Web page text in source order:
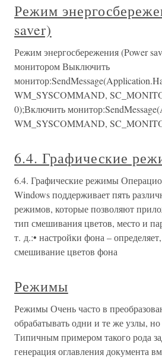
Режим
saver)
Режим энергосбережения (Power
монитором Выключить
WM_SYSCOMMAND,
0);Включить
WM_SYSCOMMAND,
6.4. Графические
6.4. Графические режимы
Windows поддерживает пять
режимов, которые позволяют
тип смешивания цветов, место и
т. д.:• настройки фона –
смешивание цветов фона
Режимы
Режимы Очень часто в
обрабатывать одни и те же узлы,
Типичным примером такого рода
генерация оглавления документа